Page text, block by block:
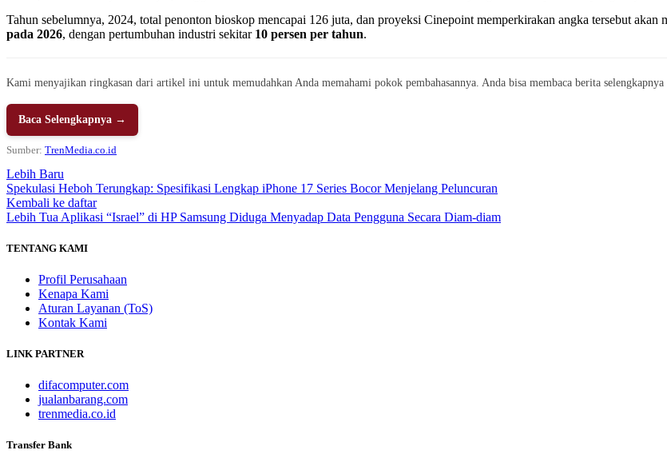
Tahun sebelumnya, 2024, total penonton bioskop mencapai 126 juta, dan proyeksi Cinepoint memperkirakan angka tersebut akan
pada 2026, dengan pertumbuhan industri sekitar 10 persen per tahun.
Kami menyajikan ringkasan dari artikel ini untuk memudahkan Anda memahami pokok pembahasannya. Anda bisa membaca berita
Baca Selengkapnya →
Sumber: TrenMedia.co.id
Lebih Baru
Spekulasi Heboh Terungkap: Spesifikasi Lengkap iPhone 17 Series Bocor Menjelang Peluncuran
Kembali ke daftar
Lebih Tua Aplikasi “Israel” di HP Samsung Diduga Menyadap Data Pengguna Secara Diam-diam
TENTANG KAMI
Profil Perusahaan
Kenapa Kami
Aturan Layanan (ToS)
Kontak Kami
LINK PARTNER
difacomputer.com
jualanbarang.com
trenmedia.co.id
Transfer Bank